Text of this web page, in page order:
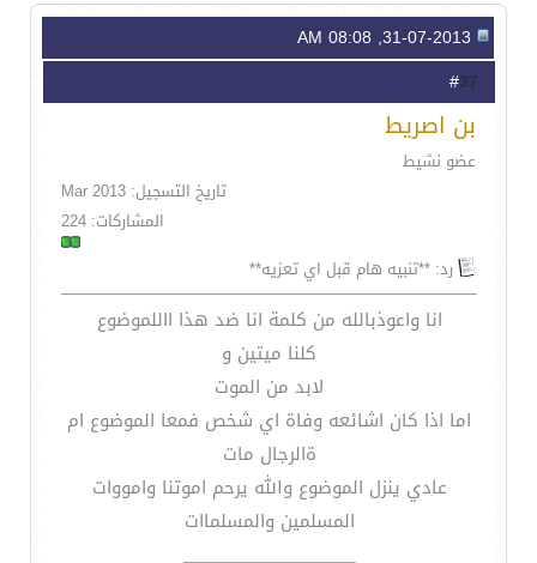
37
بن اصريط
عضو نشيط
تاريخ التسجيل: Mar 2013
المشاركات: 224
رد: **تنبيه هام قبل اي تعزيه**
انا واعوذبالله من كلمة انا ضد هذا االلموضوع
كلنا ميتين و
لابد من الموت
اما اذا كان اشائعه وفاة اي شخص فمعا الموضوع ام
ةالرجال مات
عادي ينزل الموضوع والله يرحم اموتنا وامووات
المسلمين والمسلماات
__________________